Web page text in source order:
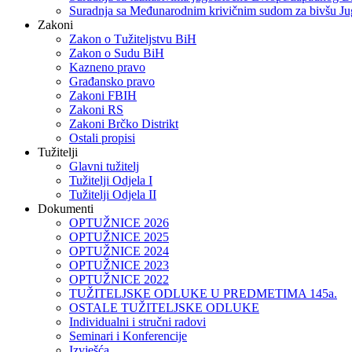
Suradnja sa Međunarodnim krivičnim sudom za bivšu
Zakoni
Zakon o Тužiteljstvu BiH
Zakon o Sudu BiH
Kazneno pravo
Građansko pravo
Zakoni FBIH
Zakoni RS
Zakoni Brčko Distrikt
Ostali propisi
Tužitelji
Glavni tužitelj
Tužitelji Odjela I
Tužitelji Odjela II
Dokumenti
OPTUŽNICE 2026
OPTUŽNICE 2025
OPTUŽNICE 2024
OPTUŽNICE 2023
OPTUŽNICE 2022
TUŽITELJSKE ODLUKE U PREDMETIMA 145a.
OSTALE TUŽITELJSKE ODLUKE
Individualni i stručni radovi
Seminari i Konferencije